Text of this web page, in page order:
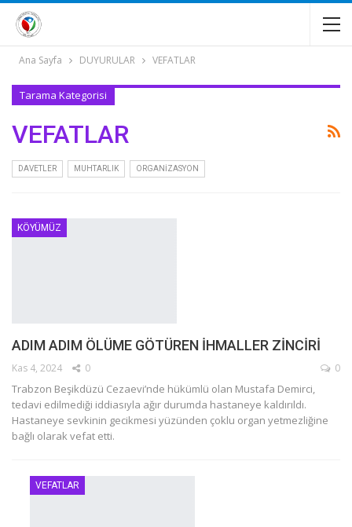
Ana Sayfa DUYURULAR VEFATLAR
Tarama Kategorisi
VEFATLAR
DAVETLER MUHTARLIK ORGANİZASYON
KÖYÜMÜZ
ADIM ADIM ÖLÜME GÖTÜREN İHMALLER ZİNCİRİ
Kas 4, 2024 0 0
Trabzon Beşikdüzü Cezaevi’nde hükümlü olan Mustafa Demirci,
tedavi edilmediği iddiasıyla ağır durumda hastaneye kaldırıldı.
Hastaneye sevkinin gecikmesi yüzünden çoklu organ yetmezliğine
bağlı olarak vefat etti.
VEFATLAR